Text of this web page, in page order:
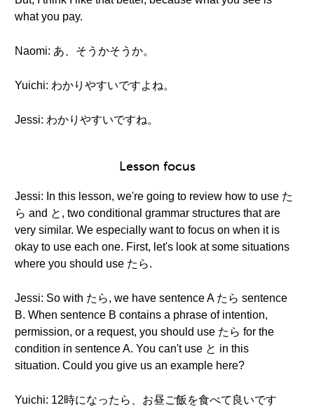
what you pay.
Naomi: あ、そうかそうか。
Yuichi: わかりやすいですよね。
Jessi: わかりやすいですね。
Lesson focus
Jessi: In this lesson, we're going to review how to use た
ら and と, two conditional grammar structures that are
very similar. We especially want to focus on when it is
okay to use each one. First, let's look at some situations
where you should use たら.
Jessi: So with たら, we have sentence A たら sentence
B. When sentence B contains a phrase of intention,
permission, or a request, you should use たら for the
condition in sentence A. You can't use と in this
situation. Could you give us an example here?
Yuichi: 12時になったら、お昼ご飯を食べて良いです